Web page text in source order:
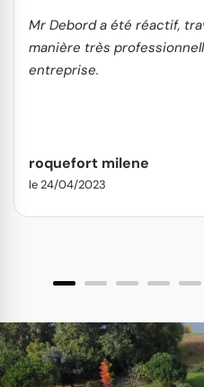
Mr Debord a été réactif,
manière très
entreprise.
roquefort milene
le 24/04/2023